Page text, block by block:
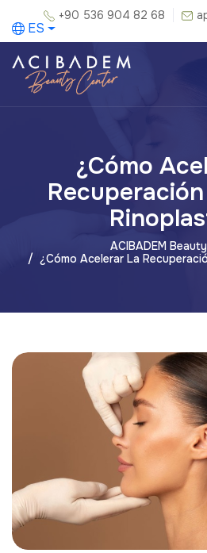
+90 536 904 82 68
ES
¿Cómo
ACIBADEM
¿Cómo Acelerar La